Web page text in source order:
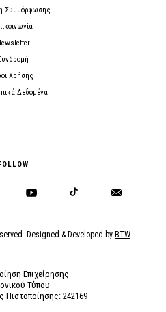
Συμμόρφωσης
Χρήσης
Δεδομένα
Designed & Developed by BTW
Επιχείρησης
Τύπου
Πιστοποίησης: 242169